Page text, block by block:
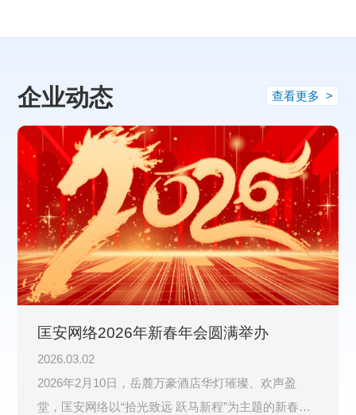
企业动态 查看更多 >
匡安网络2026年新春年会圆满举办
2026.03.02
2026年2月10日，岳麓万豪酒店华灯璀璨、欢声盈
堂，匡安网络以“拾光致远 跃马新程”为主题的新春年